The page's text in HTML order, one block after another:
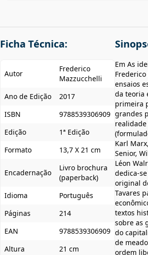
Ficha Técnica:
Autor
Frederico
Mazzucchelli
Ano de Edição
2017
ISBN
9788539306909
Edição
1ª Edição
Formato
13,7 X 21 cm
Encadernação
Livro brochura
(paperback)
Idioma
Português
Páginas
214
EAN
9788539306909
Altura
21 cm
Em As
ensaios
da teoria
primeira
grandes
Karl
Senior,
Léon
dedica-
original
Tavares
textos
sobre as
do
de
ordem